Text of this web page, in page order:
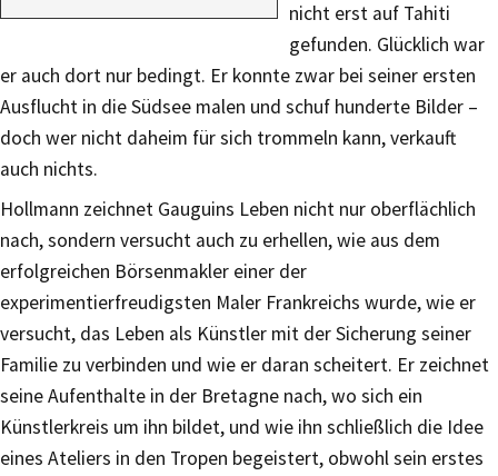
nicht erst auf Tahiti
gefunden. Glücklich war
er auch dort nur bedingt. Er konnte zwar bei seiner ersten
Ausflucht in die Südsee malen und schuf hunderte Bilder –
doch wer nicht daheim für sich trommeln kann, verkauft
auch nichts.
Hollmann zeichnet Gauguins Leben nicht nur oberflächlich
nach, sondern versucht auch zu erhellen, wie aus dem
erfolgreichen Börsenmakler einer der
experimentierfreudigsten Maler Frankreichs wurde, wie er
versucht, das Leben als Künstler mit der Sicherung seiner
Familie zu verbinden und wie er daran scheitert. Er zeichnet
seine Aufenthalte in der Bretagne nach, wo sich ein
Künstlerkreis um ihn bildet, und wie ihn schließlich die Idee
eines Ateliers in den Tropen begeistert, obwohl sein erstes